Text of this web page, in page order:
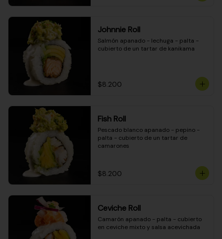
Johnnie Roll
Salmón apanado - lechuga - palta -
cubierto de un tartar de kanikama
$8.200
Fish Roll
Pescado blanco apanado - pepino -
palta - cubierto de un tartar de
camarones
$8.200
Ceviche Roll
Camarón apanado - palta - cubierto
en ceviche mixto y salsa acevichada